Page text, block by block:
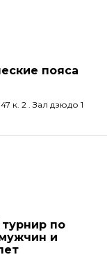
пояса
к. 2 . Зал дзюдо 1
по
и